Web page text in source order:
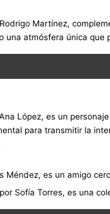
Martínez,
una atmósfera única que
López, es un
para transmitir la
Méndez, es un amigo
Sofía Torres, es una